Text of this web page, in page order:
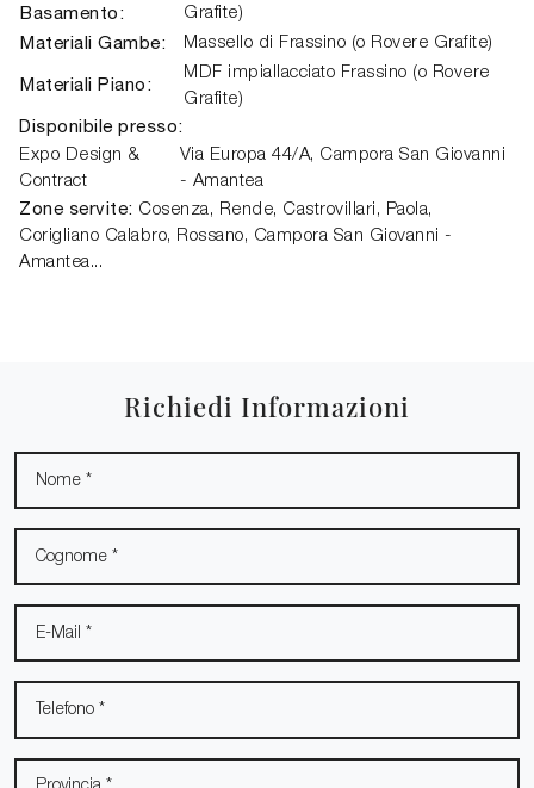
Basamento:
Grafite)
Materiali Gambe: Massello di Frassino (o Rovere Grafite)
Materiali Piano:
MDF impiallacciato Frassino (o Rovere
Grafite)
Disponibile presso:
Expo Design &
Contract
Via Europa 44/A, Campora San Giovanni
- Amantea
Zone servite: Cosenza, Rende, Castrovillari, Paola,
Corigliano Calabro, Rossano, Campora San Giovanni -
Amantea...
Richiedi Informazioni